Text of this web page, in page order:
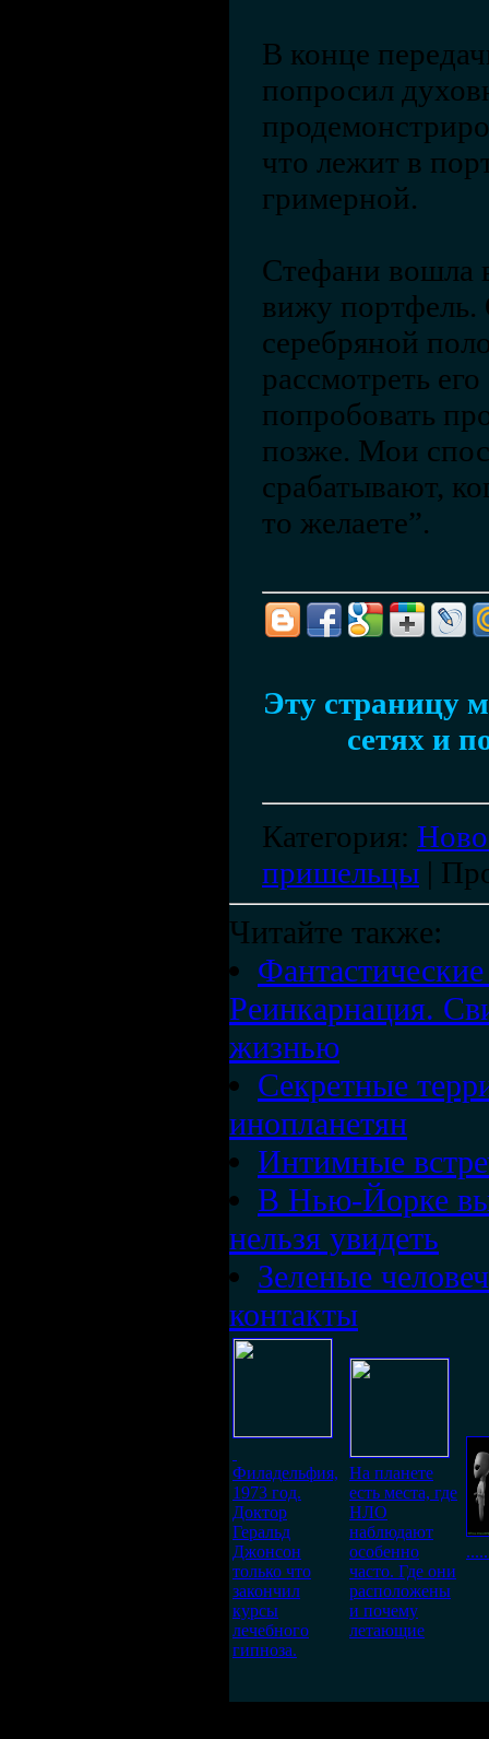
В конце
попросил
что лежит в
гримерной.
Стефани вошла
вижу
серебряной
рассмотреть
попробовать
позже. Мои
срабатывают,
то желаете”.
Эту страницу
сетях и
Категория:
пришельцы |
Читайте также:
Реинкарнация.
жизнью
Секретные
инопланетян
Интимные
В Нью-Йорке
нельзя увидеть
Зеленые
контакты
Филадельфия,
1973 год.
Доктор
Геральд
Джонсон
только что
закончил
курсы
лечебного
гипноза.
На планете
есть места, где
НЛО
наблюдают
особенно
часто. Где они
расположены
и почему
летающие